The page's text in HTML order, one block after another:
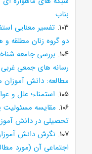
بناب
۱۰۳. تفسیر معنایی
دو گروه زنان مطلقه
۱۰۴. بررسی جامعه
رسانه های جمعی
مطالعه: دانش
۱۰۵. استمناء؛ علل و
۱۰۶. مقایسه مسئولیت
تحصیلی در دانش
۱۰۷. نگرش دانش
اجتماعی آن (مورد